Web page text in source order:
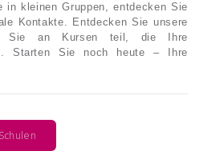
in kleinen Gruppen, entdecken Sie
Kontakte. Entdecken Sie unsere
Sie an Kursen teil, die Ihre
Starten Sie noch heute – Ihre